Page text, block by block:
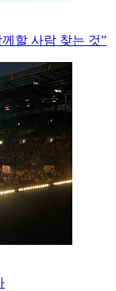
께할 사람 찾는 것”